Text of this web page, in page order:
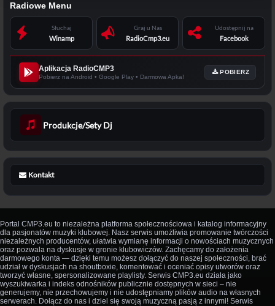
Radiowe Menu
Słuchaj
Winamp
Graj u Nas
RadioCmp3.eu
Udostępnij na
Facebook
Aplikacja RadioCMP3
Pobierz na Android • Google Play • Darmowa Apka!
POBIERZ
Produkcje/Sety Dj
Kontakt
Portal CMP3.eu to niezależna platforma społecznościowa i katalog informacyjny
dla pasjonatów muzyki klubowej. Nasz serwis umożliwia promowanie twórczości
niezależnych producentów, ułatwia wymianę informacji o nowościach muzycznych
oraz pozwala na dyskusje w gronie klubowiczów. Zachęcamy do założenia
darmowego konta — dzięki temu możesz dołączyć do naszej społeczności, brać
udział w dyskusjach na shoutboxie, komentować i oceniać opisy utworów oraz
tworzyć własne, spersonalizowane playlisty. Serwis CMP3.eu działa jako
wyszukiwarka i indeks odnośników publicznie dostępnych w sieci – nie
generujemy, nie przechowujemy i nie udostępniamy plików audio na własnych
serwerach. Dołącz do nas i dziel się swoją muzyczną pasją z innymi! Serwis